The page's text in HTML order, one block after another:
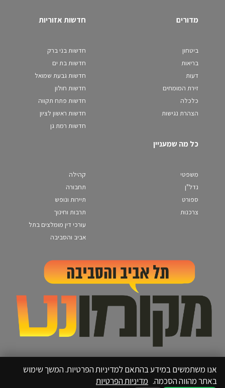
מדורים
ביטחון
בריאות
דעות
זירת המומחים
כלכלה
הצהרת נגישות
חדשות אזוריות
חדשות בני ברק
חדשות בת ים
חדשות גבעת שמואל
חדשות חולון
חדשות פתח תקווה
חדשות ראשון לציון
חדשות רמת גן
כל מה שמעניין
משפטי
נדל"ן
ספורט
צרכנות
קהילה
תחבורה
תיירות ונופש
תרבות וחינוך
עורכי דין מומלצים בתל
אביב והסביבה
אנו משתמשים במידע בהתאם למדיניות הפרטיות. המשך שימוש
באתר מהווה הסכמה. מדיניות הפרטיות